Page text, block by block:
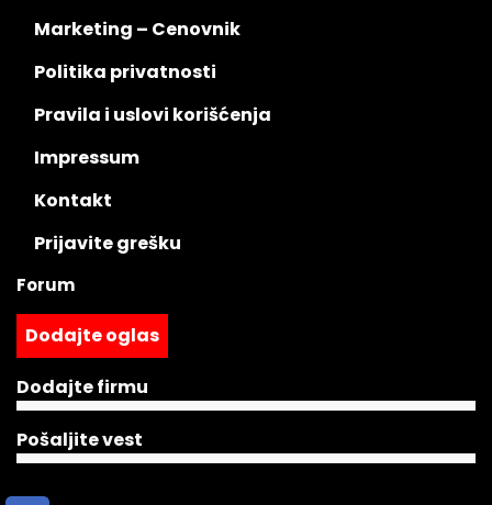
Marketing – Cenovnik
Politika privatnosti
Pravila i uslovi korišćenja
Impressum
Kontakt
Prijavite grešku
Forum
Dodajte oglas
Dodajte firmu
Pošaljite vest